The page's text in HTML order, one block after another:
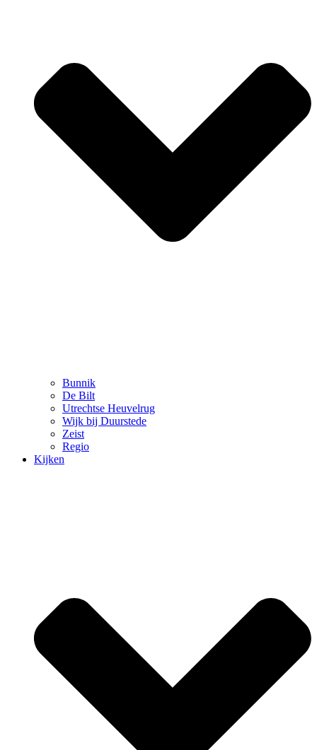
Bunnik
De Bilt
Utrechtse Heuvelrug
Wijk bij Duurstede
Zeist
Regio
Kijken